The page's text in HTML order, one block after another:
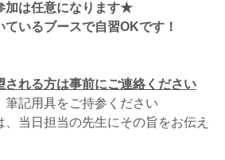
加は任意になります★
いるブースで自習OKです！
れる方は事前にご連絡ください
記用具をご持参ください
当日担当の先生にその旨をお伝え